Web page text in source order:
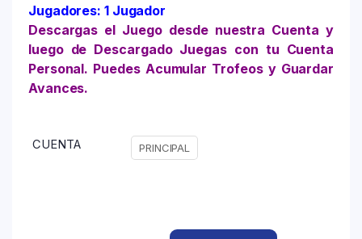
Jugadores: 1 Jugador
Descargas el Juego desde nuestra Cuenta y
luego de Descargado Juegas con tu Cuenta
Personal. Puedes Acumular Trofeos y Guardar
Avances.
CUENTA PRINCIPAL